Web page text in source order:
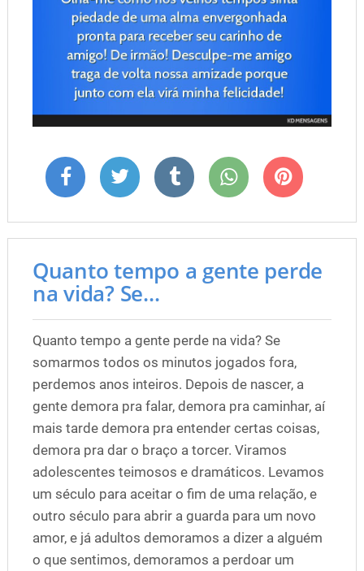
Quanto tempo a gente perde
na vida? Se...
Quanto tempo a gente perde na vida? Se
somarmos todos os minutos jogados fora,
perdemos anos inteiros. Depois de nascer, a
gente demora pra falar, demora pra caminhar, aí
mais tarde demora pra entender certas coisas,
demora pra dar o braço a torcer. Viramos
adolescentes teimosos e dramáticos. Levamos
um século para aceitar o fim de uma relação, e
outro século para abrir a guarda para um novo
amor, e já adultos demoramos a dizer a alguém
o que sentimos, demoramos a perdoar um